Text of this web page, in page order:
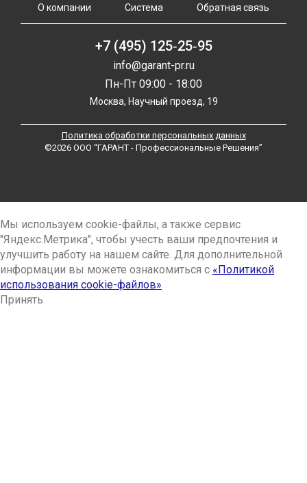
О компании Система Обратная связь
+7 (495) 125‑25‑95
info@garant-pr.ru
Пн-Пт 09:00 - 18:00
Москва, Научный проезд, 19
Политика обработки персональных данных
©2026 ООО “ГАРАНТ - Профессиональные Решения”
Мы используем cookie-файлы, а также сервис
"Яндекс.Метрика", чтобы учесть ваши предпочтения и
улучшить работу на нашем сайте. Для дополнительной
информации вы можете ознакомиться с «Политикой
использования cookie-файлов»
Принять